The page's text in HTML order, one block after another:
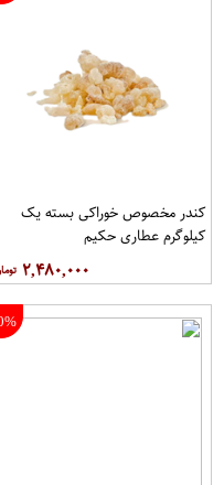
کندر مخصوص خوراکی بسته یک
کیلوگرم عطاری حکیم
۲,۴۸۰,۰۰۰